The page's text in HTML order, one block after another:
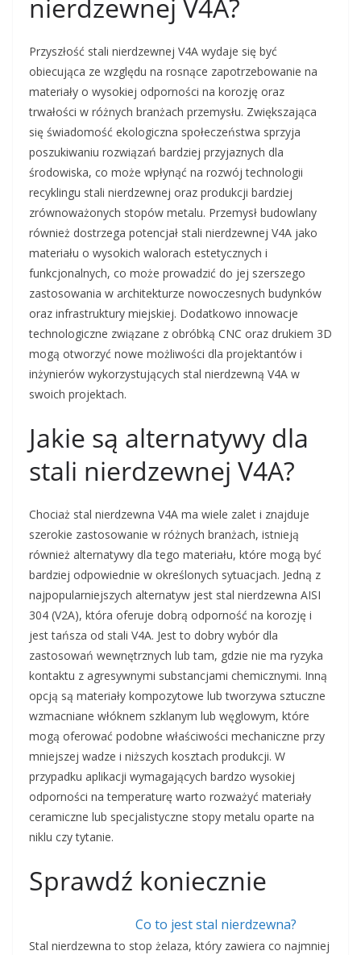
nierdzewnej V4A?
Przyszłość stali nierdzewnej V4A wydaje się być
obiecująca ze względu na rosnące zapotrzebowanie na
materiały o wysokiej odporności na korozję oraz
trwałości w różnych branżach przemysłu. Zwiększająca
się świadomość ekologiczna społeczeństwa sprzyja
poszukiwaniu rozwiązań bardziej przyjaznych dla
środowiska, co może wpłynąć na rozwój technologii
recyklingu stali nierdzewnej oraz produkcji bardziej
zrównoważonych stopów metalu. Przemysł budowlany
również dostrzega potencjał stali nierdzewnej V4A jako
materiału o wysokich walorach estetycznych i
funkcjonalnych, co może prowadzić do jej szerszego
zastosowania w architekturze nowoczesnych budynków
oraz infrastruktury miejskiej. Dodatkowo innowacje
technologiczne związane z obróbką CNC oraz drukiem 3D
mogą otworzyć nowe możliwości dla projektantów i
inżynierów wykorzystujących stal nierdzewną V4A w
swoich projektach.
Jakie są alternatywy dla
stali nierdzewnej V4A?
Chociaż stal nierdzewna V4A ma wiele zalet i znajduje
szerokie zastosowanie w różnych branżach, istnieją
również alternatywy dla tego materiału, które mogą być
bardziej odpowiednie w określonych sytuacjach. Jedną z
najpopularniejszych alternatyw jest stal nierdzewna AISI
304 (V2A), która oferuje dobrą odporność na korozję i
jest tańsza od stali V4A. Jest to dobry wybór dla
zastosowań wewnętrznych lub tam, gdzie nie ma ryzyka
kontaktu z agresywnymi substancjami chemicznymi. Inną
opcją są materiały kompozytowe lub tworzywa sztuczne
wzmacniane włóknem szklanym lub węglowym, które
mogą oferować podobne właściwości mechaniczne przy
mniejszej wadze i niższych kosztach produkcji. W
przypadku aplikacji wymagających bardzo wysokiej
odporności na temperaturę warto rozważyć materiały
ceramiczne lub specjalistyczne stopy metalu oparte na
niklu czy tytanie.
Sprawdź koniecznie
Co to jest stal nierdzewna?
Stal nierdzewna to stop żelaza, który zawiera co najmniej